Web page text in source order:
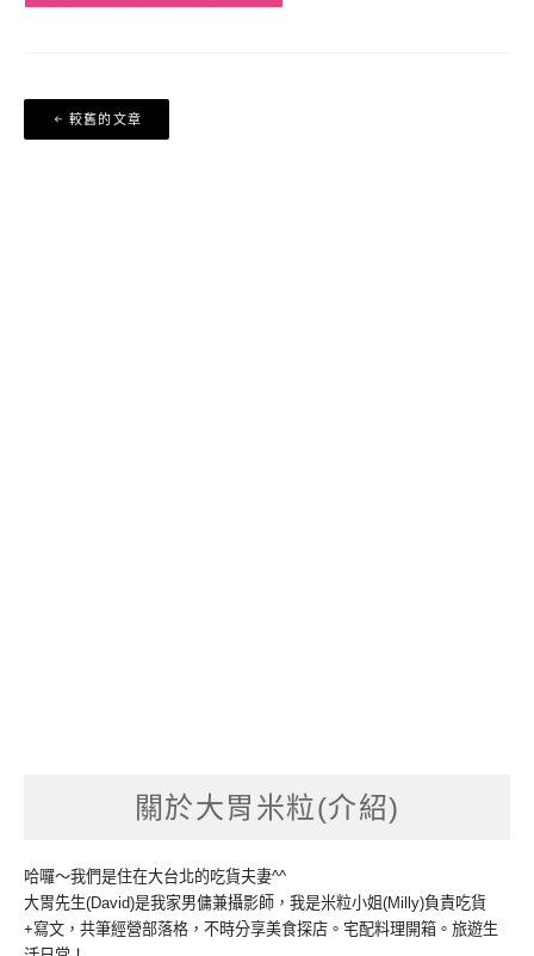
文
章
較舊的文章
關於大胃米粒(介紹)
哈囉～我們是住在大台北的吃貨夫妻^^
大胃先生(David)是我家男傭兼攝影師，我是米粒小姐(Milly)負責吃貨
+寫文，共筆經營部落格，不時分享美食探店。宅配料理開箱。旅遊生